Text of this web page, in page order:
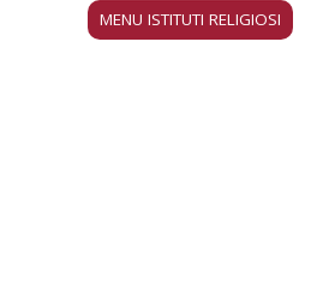
MENU ISTITUTI RELIGIOSI